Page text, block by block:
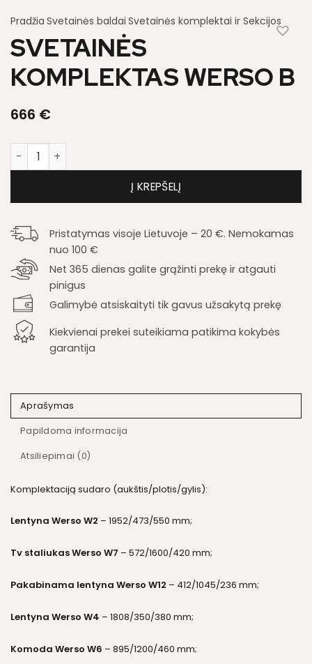
Pradžia Svetainės baldai Svetainės komplektai ir Sekcijos
SVETAINĖS
KOMPLEKTAS WERSO B
666 €
produkto kiekis: Svetainės komplektas Werso B
Į KREPŠELĮ
Pristatymas visoje Lietuvoje – 20 €. Nemokamas
nuo 100 €
Net 365 dienas galite grąžinti prekę ir atgauti
pinigus
Galimybė atsiskaityti tik gavus užsakytą prekę
Kiekvienai prekei suteikiama patikima kokybės
garantija
Aprašymas
Papildoma informacija
Atsiliepimai (0)
Komplektaciją sudaro (aukštis/plotis/gylis):
Lentyna Werso W2 – 1952/473/550 mm;
Tv staliukas Werso W7 – 572/1600/420 mm;
Pakabinama lentyna Werso W12 – 412/1045/236 mm;
Lentyna Werso W4 – 1808/350/380 mm;
Komoda Werso W6 – 895/1200/460 mm;